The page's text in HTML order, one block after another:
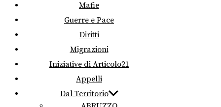
Mafie
Guerre e Pace
Diritti
Migrazioni
Iniziative di Articolo21
Appelli
Dal Territorio